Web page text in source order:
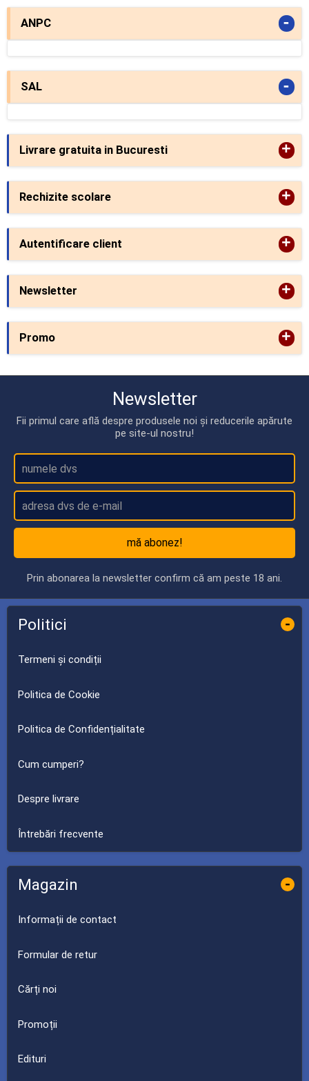
ANPC -
SAL -
Livrare gratuita in Bucuresti +
Rechizite scolare +
Autentificare client +
Newsletter +
Promo +
Newsletter
Fii primul care află despre produsele noi și reducerile apărute
pe site-ul nostru!
mă abonez!
Prin abonarea la newsletter confirm că am peste 18 ani.
Politici -
Termeni și condiții
Politica de Cookie
Politica de Confidențialitate
Cum cumperi?
Despre livrare
Întrebări frecvente
Magazin -
Informații de contact
Formular de retur
Cărți noi
Promoții
Edituri